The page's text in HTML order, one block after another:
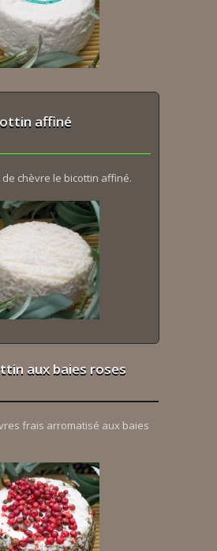
affiné
chèvre le bicottin affiné.
aux baies roses
frais arromatisé aux baies